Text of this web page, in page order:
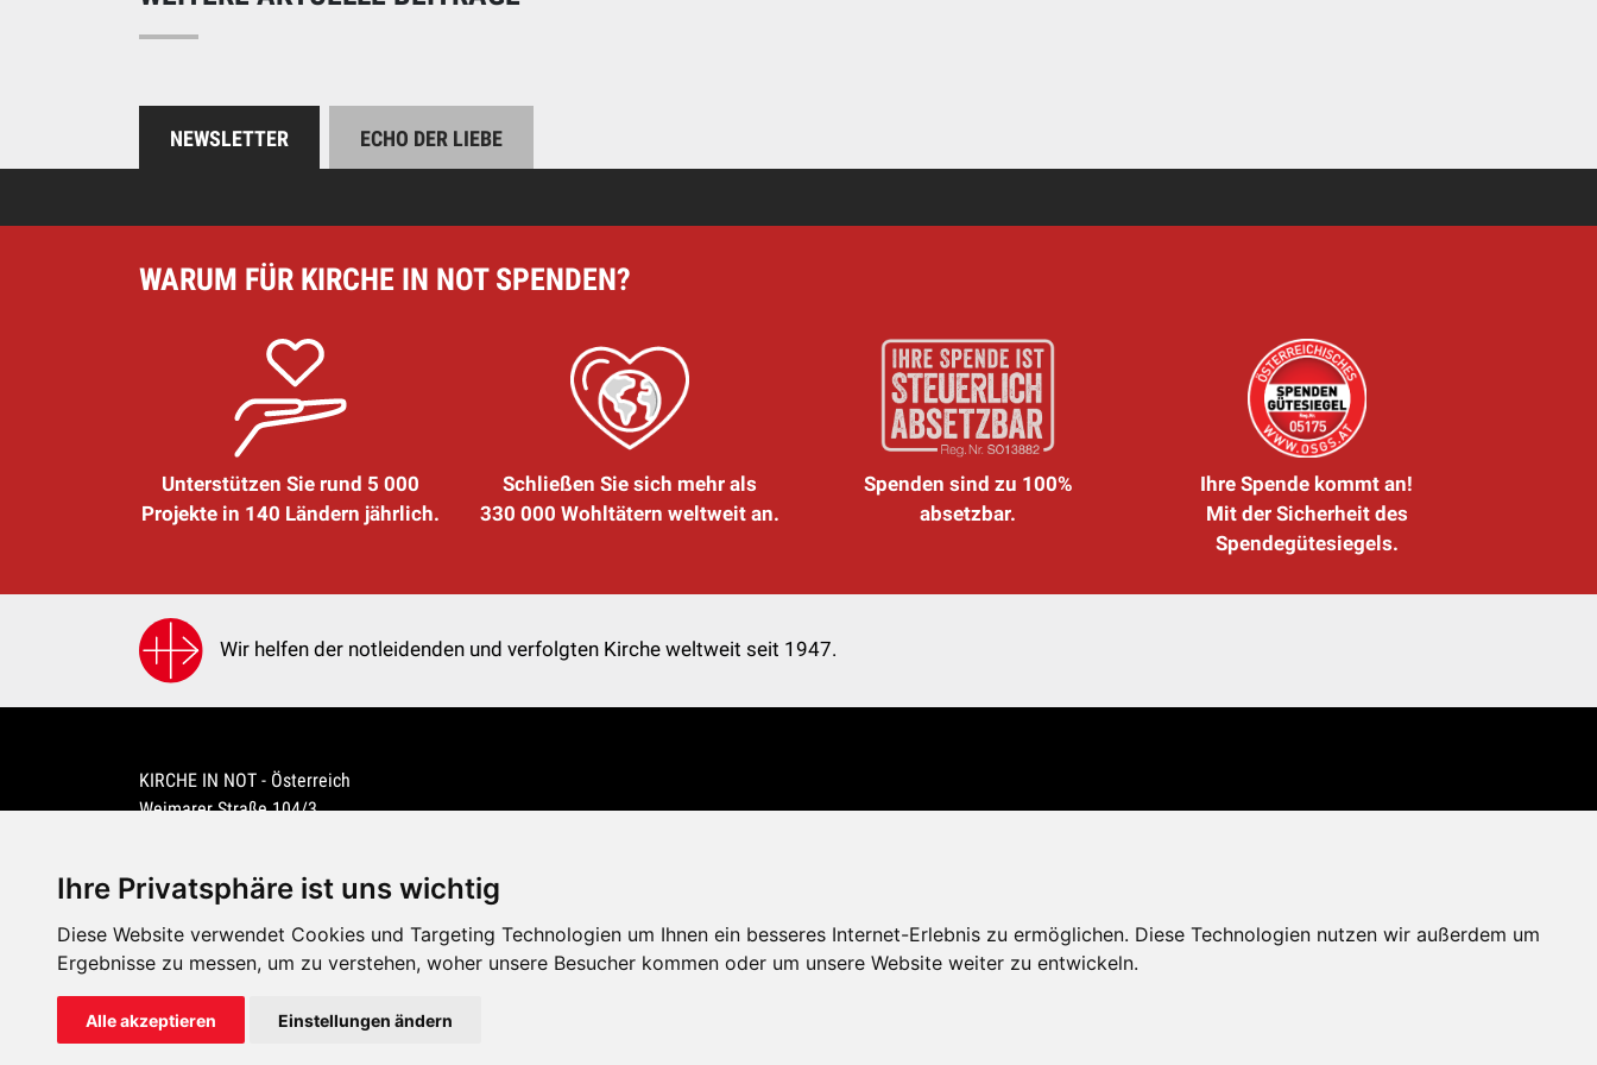
Ihre Privatsphäre ist uns wichtig
Diese Website verwendet Cookies und Targeting Technologien um Ihnen ein besseres Internet-Erlebnis zu ermöglichen. Diese Technologien nutzen wir außerdem um
Ergebnisse zu messen, um zu verstehen, woher unsere Besucher kommen oder um unsere Website weiter zu entwickeln.
Alle akzeptieren Einstellungen ändern
NEWSLETTER ECHO DER LIEBE
WARUM FÜR KIRCHE IN NOT SPENDEN?
Unterstützen Sie rund 5 000
Projekte in 140 Ländern jährlich.
Schließen Sie sich mehr als
330 000 Wohltätern weltweit an.
Spenden sind zu 100%
absetzbar.
Ihre Spende kommt an!
Mit der Sicherheit des
Spendegütesiegels.
Wir helfen der notleidenden und verfolgten Kirche weltweit seit 1947.
KIRCHE IN NOT - Österreich
Weimarer Straße 104/3
kin@kircheinnot.at
KIN weltweit